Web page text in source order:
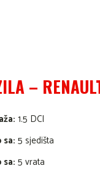
–
1.5 DCI
5 sjedišta
5 vrata